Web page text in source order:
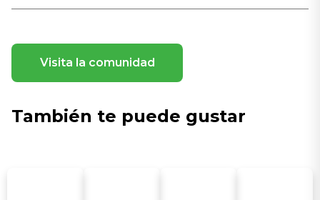
instalación)
Metal
Protección contra la entrada de agua
Montaje
Visita la comunidad
También te puede gustar